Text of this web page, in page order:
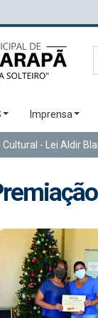
Imprensa
- Lei Aldir